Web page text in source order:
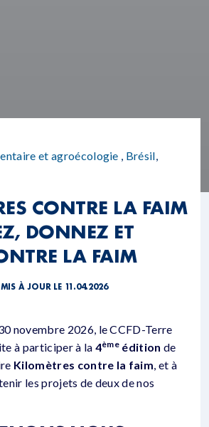
et agroécologie , Brésil,
CONTRE LA FAIM
DONNEZ ET
LA FAIM
MIS À JOUR LE 11.04.2026
novembre 2026, le CCFD-Terre
à participer à la 4ème édition de
Kilomètres contre la faim, et à
les projets de deux de nos